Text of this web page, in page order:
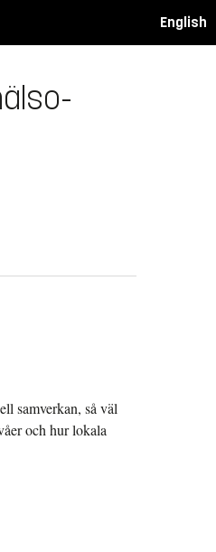
English
samverkan, så väl
och hur lokala